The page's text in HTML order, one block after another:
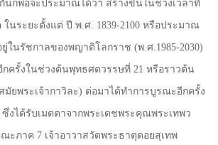
นก็พอจะประมาณได้ว่า สร้างขึ้นในช่วงเวลาที่
ในระยะตั้งแต่ ปี พ.ศ. 1839-2100 หรือประมาณ
ยู่ในรัชกาลของพญาติโลกราช (พ.ศ. 1985-2030)
กครั้งในช่วงต้นพุทธศตวรรษที่ 21 หรือราวต้น
ยพระเจ้ากาวิละ) ต่อมาได้ทำการบูรณะอีกครั้ง
งได้รับเมตตาจากพระเดชพระคุณพระเทพว
ณะภาค 7 เจ้าอาวาสวัดพระธาตุดอยสุเทพ